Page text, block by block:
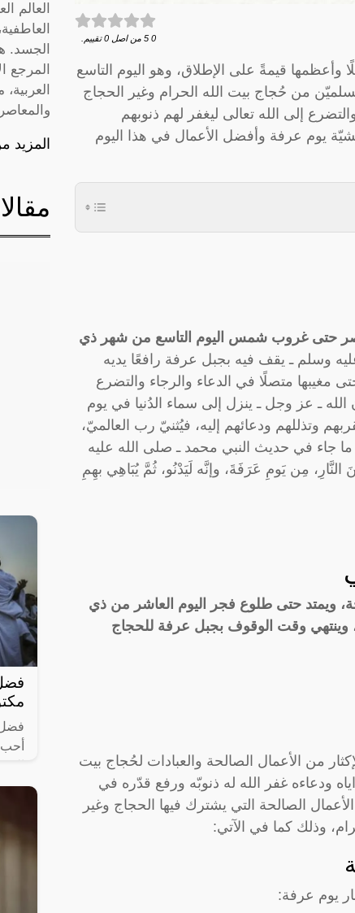
0
5 من اصل 0 تقييم.
قيمةً على الإطلاق، وهو اليوم التاسع
من حُجاج بيت الله الحرام وغير الحجاج
إلى الله تعالى ليغفر لهم ذنوبهم
يوم عرفة وأفضل الأعمال في هذا اليوم
حتى غروب شمس اليوم التاسع من شهر ذي
وسلم ـ يقف فيه بجبل عرفة رافعًا يديه
متصلًا في الدعاء والرجاء والتضرع
ـ عز وجل ـ ينزل إلى سماء الدُنيا في يوم
وتذللهم ودعائهم إليه، فيُثنيّ رب العالميّ،
جاء في حديث النبي محمد ـ صلى الله عليه
مِن يَومِ عَرَفَةَ، وإنَّه لَيَدْنُو، ثُمَّ يُبَاهِي بهِمِ
ويمتد حتى طلوع فجر اليوم العاشر من ذي
وينتهي وقت الوقوف بجبل عرفة للحجاج
من الأعمال الصالحة والعبادات لحُجاج بيت
ودعاءه غفر الله له ذنوبّه ورفع قدّره في
الصالحة التي يشترك فيها الحجاج وغير
وذلك كما في الآتي:
يوم عرفة:
العالم
الجسد.
المرجع
المزيد
فضل
أحب